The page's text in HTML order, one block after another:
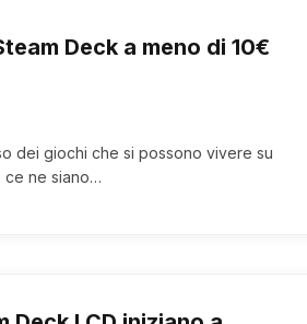
Deck a meno di 10€
dei giochi che si possono vivere su
ce ne siano…